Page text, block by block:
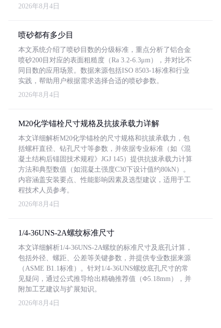
2026年8月4日
喷砂都有多少目
本文系统介绍了喷砂目数的分级标准，重点分析了铝合金
喷砂200目对应的表面粗糙度（Ra 3.2-6.3μm），并对比不
同目数的应用场景。数据来源包括ISO 8503-1标准和行业
实践，帮助用户根据需求选择合适的喷砂参数。
2026年8月4日
M20化学锚栓尺寸规格及抗拔承载力详解
本文详细解析M20化学锚栓的尺寸规格和抗拔承载力，包
括螺杆直径、钻孔尺寸等参数，并依据专业标准（如《混
凝土结构后锚固技术规程》JGJ 145）提供抗拔承载力计算
方法和典型数值（如混凝土强度C30下设计值约80kN）。
内容涵盖安装要点、性能影响因素及选型建议，适用于工
程技术人员参考。
2026年8月4日
1/4-36UNS-2A螺纹标准尺寸
本文详细解析1/4-36UNS-2A螺纹的标准尺寸及底孔计算，
包括外径、螺距、公差等关键参数，并提供专业数据来源
（ASME B1.1标准）。针对1/4-36UNS螺纹底孔尺寸的常
见疑问，通过公式推导给出精确推荐值（Φ5.18mm），并
附加工艺建议与扩展知识。
2026年8月4日